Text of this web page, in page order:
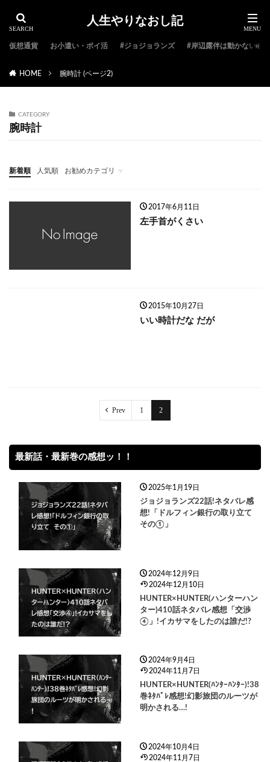
人生やりなおし記
仮想通貨 お小遣い・ポイ活 #ジョジョランズ #岸辺露伴は動かない
HOME 腕時計 (ページ2)
CATEGORY
腕時計
新着順 人気順 お勧めカテゴリ
#ジョジョ特集
#ジョジョのキャラクター紹介
#ジョジョランキング
#ジョジョアニメ
#ジョジョランズ
#岸辺露伴は動かない
#ジョジョ小説
2017年6月11日
左手首がくさい
2015年10月27日
いい時計だな だが
Prev 1 2
最新話・最新巻の感想ッ！！
2025年1月19日
ジョジョランズ22話!ネタバレ感
想!「ドルフィン銀行の取り立て
その①」
2024年12月9日
2024年12月10日
HUNTER×HUNTER(ハンターハン
ター)410話ネタバレ感想「交渉
④」!イカサマをしたのは誰だ!?
2024年9月4日
2024年11月7日
HUNTER×HUNTER(ﾊﾝﾀｰﾊﾝﾀｰ)!38
巻ﾈﾀﾊﾞﾚ感想!幻影旅団のルーツが
明かされる…!
2024年10月4日
2024年11月7日